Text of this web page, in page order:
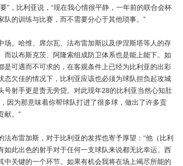
”，比利亚说，“现在我心情很平静，一年前的联合会杯
的训练与比赛，而不需要分心于其他琐事。”
。哈维、席尔瓦、法布雷加斯以及伊涅斯塔等人的存
以布斯克茨、阿隆索组成防卫体系也是能上能下。如
是可遇而不可求的，在客观条件上已经为比利亚的出彩
态欠佳的情况下，比利亚应该也必须为球队担负起攻城
射手更是责无旁贷。对此现年28的比利亚当然心知肚
因为那意味着你帮球队打进了很多球，做出了许多贡
献。”
雷加斯，对于比利亚的发挥也寄予厚望：“他（比利
如此出色的射手对于任何一支球队来说都无比幸运。西
关键的一个环节。如果有机会我将在场上竭尽所能的